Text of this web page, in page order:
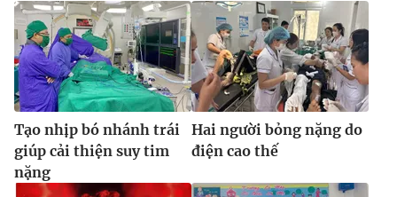
Tạo nhịp bó nhánh trái
giúp cải thiện suy tim
nặng
Hai người bỏng nặng do
điện cao thế